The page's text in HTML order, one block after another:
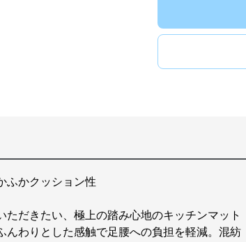
ふかクッション性
だきたい、極上の踏み心地のキッチンマット
んわりとした感触で足腰への負担を軽減。混紡